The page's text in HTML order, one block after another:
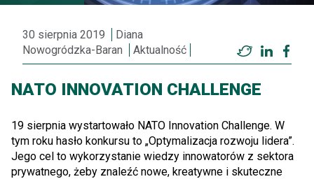
30 sierpnia 2019
Diana
Nowogródzka-Baran
Aktualność Twitter
NATO INNOVATION CHALLENGE
19 sierpnia wystartowało NATO Innovation Challenge. W
tym roku hasło konkursu to „Optymalizacja rozwoju lidera”.
Jego cel to wykorzystanie wiedzy innowatorów z sektora
prywatnego, żeby znaleźć nowe, kreatywne i skuteczne